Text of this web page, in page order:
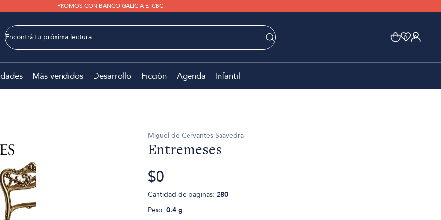
PROMOS CON BANCO GALICIA E ICBC
0 0
Más vendidos Desarrollo Ficción Agenda Infantil
Miguel de Cervantes Saavedra
Entremeses
$0
Cantidad de páginas: 280
Peso: 0.4 g